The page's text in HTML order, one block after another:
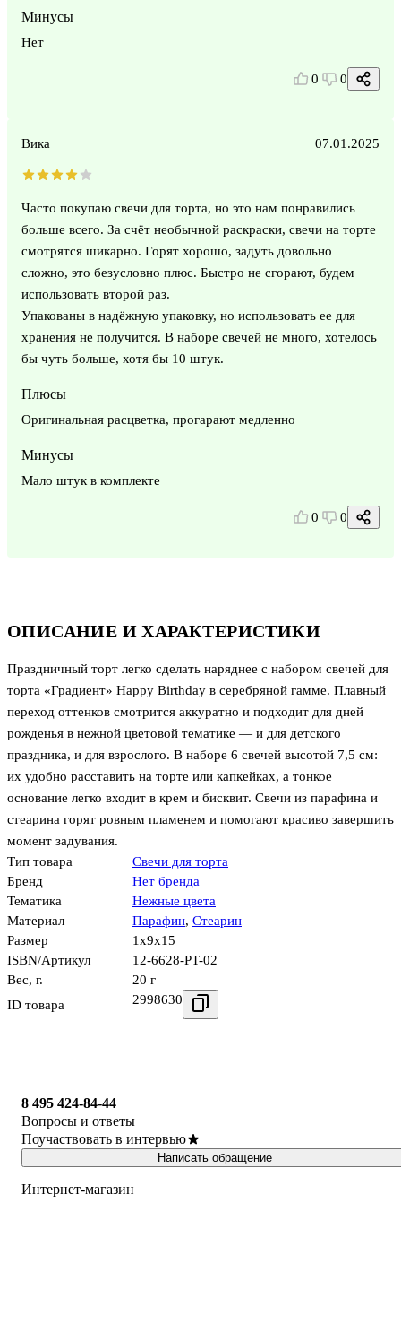
ОПИСАНИЕ И ХАРАКТЕРИСТИКИ
Праздничный торт легко сделать наряднее с набором свечей для
торта «Градиент» Happy Birthday в серебряной гамме. Плавный
переход оттенков смотрится аккуратно и подходит для дней
рожденья в нежной цветовой тематике — и для детского
праздника, и для взрослого. В наборе 6 свечей высотой 7,5 см:
их удобно расставить на торте или капкейках, а тонкое
основание легко входит в крем и бисквит. Свечи из парафина и
стеарина горят ровным пламенем и помогают красиво завершить
момент задувания.
Тип товара
Свечи для торта
Бренд
Нет бренда
Тематика
Нежные цвета
Материал
Парафин, Стеарин
Размер
1x9x15
ISBN/Артикул
12-6628-PT-02
Вес, г.
20 г
ID товара
2998630
Минусы
Нет
0 0
Вика 07.01.2025
Часто покупаю свечи для торта, но это нам понравились
больше всего. За счёт необычной раскраски, свечи на торте
смотрятся шикарно. Горят хорошо, задуть довольно
сложно, это безусловно плюс. Быстро не сгорают, будем
использовать второй раз.
Упакованы в надёжную упаковку, но использовать ее для
хранения не получится. В наборе свечей не много, хотелось
бы чуть больше, хотя бы 10 штук.
Плюсы
Оригинальная расцветка, прогарают медленно
Минусы
Мало штук в комплекте
0 0
8 495 424-84-44
Вопросы и ответы
Поучаствовать в интервью
Написать обращение
Интернет-магазин